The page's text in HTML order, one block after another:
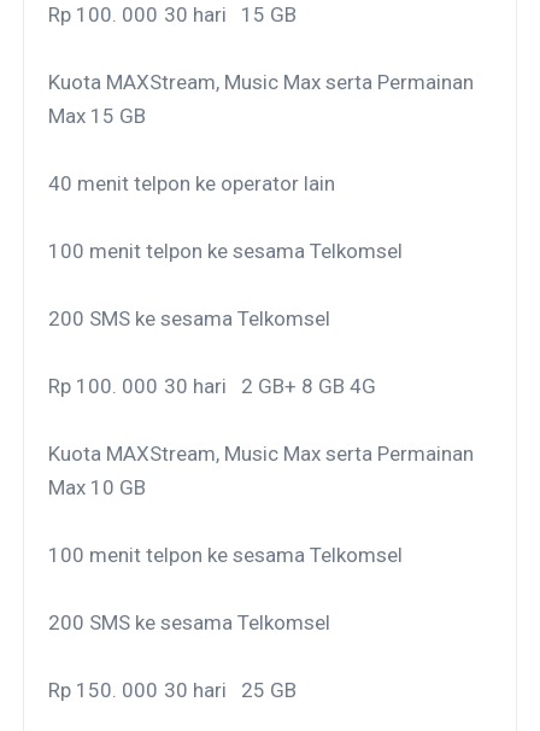
Rp 100. 000 30 hari 15 GB
Kuota MAXStream, Music Max serta Permainan
Max 15 GB
40 menit telpon ke operator lain
100 menit telpon ke sesama Telkomsel
200 SMS ke sesama Telkomsel
Rp 100. 000 30 hari 2 GB+ 8 GB 4G
Kuota MAXStream, Music Max serta Permainan
Max 10 GB
100 menit telpon ke sesama Telkomsel
200 SMS ke sesama Telkomsel
Rp 150. 000 30 hari 25 GB